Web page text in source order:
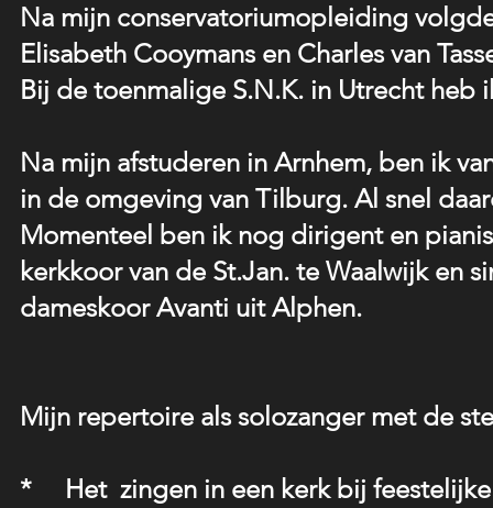
Na mijn conservatoriumopleiding
Elisabeth Cooymans en Charles van
Bij de toenmalige S.N.K. in Utrecht heb
Na mijn afstuderen in Arnhem, ben ik
in de omgeving van Tilburg. Al snel
Momenteel ben ik nog dirigent en
kerkkoor van de St.Jan. te Waalwijk en
dameskoor Avanti uit Alphen.
Mijn repertoire als solozanger met de
* Het zingen in een kerk bij